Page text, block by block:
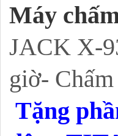
Máy
JACK X-
giờ-
Tặng